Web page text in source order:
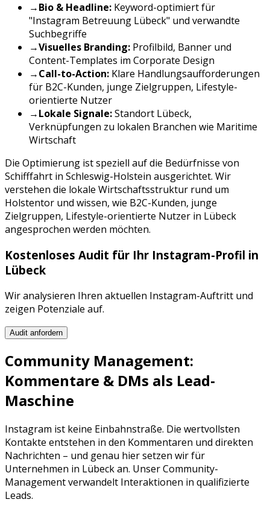
→Bio & Headline: Keyword-optimiert für
"Instagram Betreuung Lübeck" und verwandte
Suchbegriffe
→Visuelles Branding: Profilbild, Banner und
Content-Templates im Corporate Design
→Call-to-Action: Klare Handlungsaufforderungen
für B2C-Kunden, junge Zielgruppen, Lifestyle-
orientierte Nutzer
→Lokale Signale:Standort Lübeck,
Verknüpfungen zu lokalen Branchen wie Maritime
Wirtschaft
Die Optimierung ist speziell auf die Bedürfnisse von
Schifffahrt in Schleswig-Holstein ausgerichtet. Wir
verstehen die lokale Wirtschaftsstruktur rund um
Holstentor und wissen, wie B2C-Kunden, junge
Zielgruppen, Lifestyle-orientierte Nutzer in Lübeck
angesprochen werden möchten.
Kostenloses Audit für Ihr Instagram-Profil in
Lübeck
Wir analysieren Ihren aktuellen Instagram-Auftritt und
zeigen Potenziale auf.
Audit anfordern
Community Management:
Kommentare & DMs als Lead-
Maschine
Instagram ist keine Einbahnstraße. Die wertvollsten
Kontakte entstehen in den Kommentaren und direkten
Nachrichten – und genau hier setzen wir für
Unternehmen in Lübeckan. Unser Community-
Management verwandelt Interaktionen in qualifizierte
Leads.